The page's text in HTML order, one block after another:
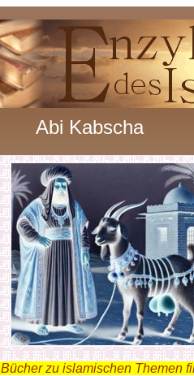
Abi Kabscha
Bücher zu islamischen Themen